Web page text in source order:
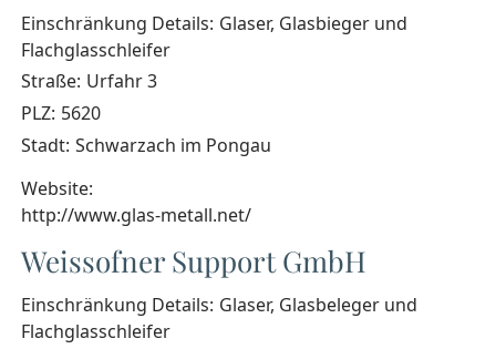
Einschränkung Details: Glaser, Glasbieger und
Flachglasschleifer
Straße: Urfahr 3
PLZ: 5620
Stadt: Schwarzach im Pongau
Website:
http://www.glas-metall.net/
Weissofner Support GmbH
Einschränkung Details: Glaser, Glasbeleger und
Flachglasschleifer